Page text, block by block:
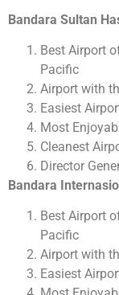
Bandara Sultan
Best Airport
Pacific
Airport with
Easiest
Most
Cleanest
Director
Bandara
Best Airport
Pacific
Airport with
Easiest